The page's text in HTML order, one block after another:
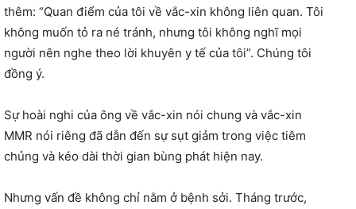
thêm: “Quan điểm của tôi về vắc-xin không liên quan. Tôi
không muốn tỏ ra né tránh, nhưng tôi không nghĩ mọi
người nên nghe theo lời khuyên y tế của tôi”. Chúng tôi
đồng ý.
Sự hoài nghi của ông về vắc-xin nói chung và vắc-xin
MMR nói riêng đã dẫn đến sự sụt giảm trong việc tiêm
chủng và kéo dài thời gian bùng phát hiện nay.
Nhưng vấn đề không chỉ nằm ở bệnh sởi. Tháng trước,